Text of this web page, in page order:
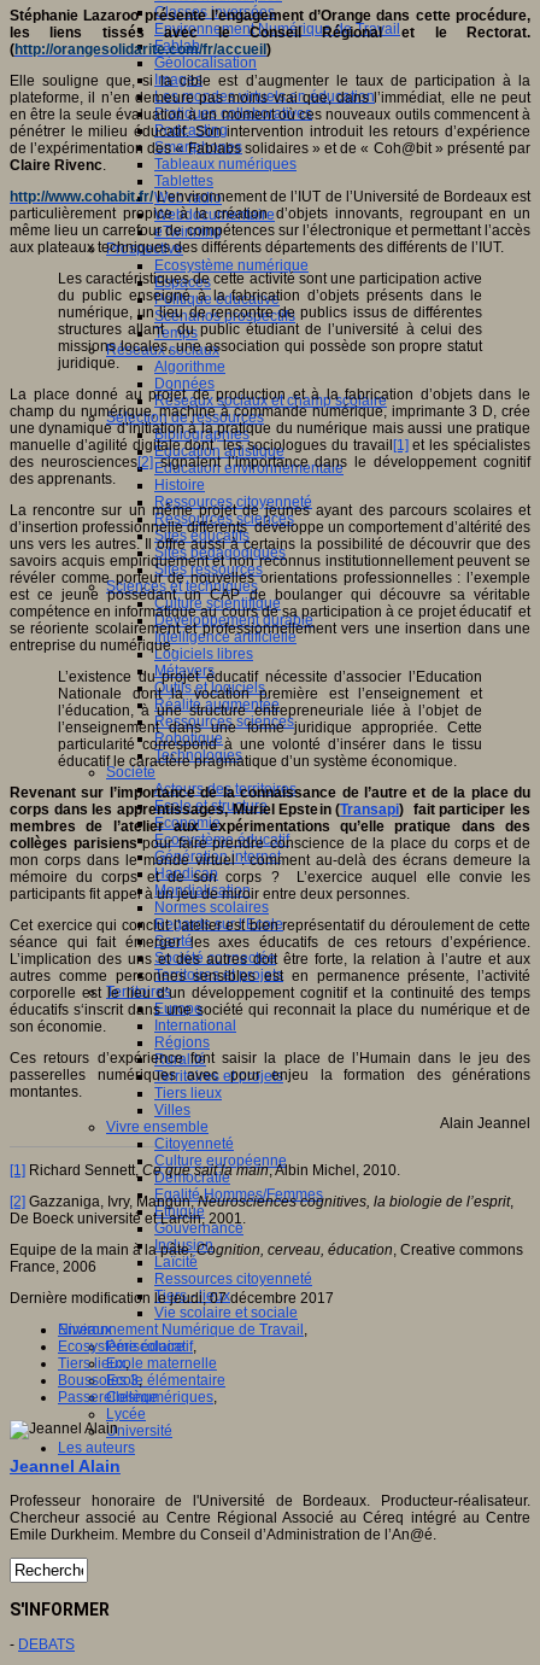
Classes inversées
Environnement Numérique de Travail
Fablab
Géolocalisation
Images
Les mondes virtuels en éducation
Pratiques collaboratives
Podcasting
Smartphones
Tableaux numériques
Tablettes
Web radio
Webdocumentaire
eTwinning
Prospective
Ecosystème numérique
Espaces
Politique éducative
Scénarios prospectifs
Temps
Réseaux sociaux
Algorithme
Données
Réseaux sociaux et champ scolaire
Sélection de ressources
Bibliographies
Education artistique
Education environnementale
Histoire
Ressources citoyenneté
Ressources sciences
Sites éducatifs
Sites pédagogiques
Sites ressources
Sciences et techniques
Culture scientifique
Développement durable
Intelligence artificielle
Logiciels libres
Métavers
Outils et logiciels
Réalité augmentée
Ressources sciences
Robotique
Technologies
Société
Acteurs des territoires
Ecole et structure
Economie
Ecosystème éducatif
Génération internet
Handicap
Mondialisation
Normes scolaires
Regards sur l’Ecole
Santé
Société connectée
Territoires et projets
Territoires
Europe
International
Régions
Ruralité
Territoires et projets
Tiers lieux
Villes
Vivre ensemble
Citoyenneté
Culture européenne
Démocratie
Egalité Hommes/Femmes
Ethique
Gouvernance
Inclusion
Laïcité
Ressources citoyenneté
Tiers - lieux
Vie scolaire et sociale
Niveaux
Périscolaire
Ecole maternelle
Ecole élémentaire
Collège
Lycée
Université
Les auteurs
Stéphanie Lazaroo présente l’engagement d’Orange dans cette procédure,
les liens tissés avec le Conseil Régional et le Rectorat.
(http://orangesolidarite.com/fr/accueil)
Elle souligne que, si la cible est d’augmenter le taux de participation à la
plateforme, il n’en demeure pas moins vrai que, dans l’immédiat, elle ne peut
en être la seule évaluation à un moment où ces nouveaux outils commencent à
pénétrer le milieu éducatif. Son intervention introduit les retours d’expérience
de l’expérimentation des « Fablabs solidaires » et de « Coh@bit » présenté par
Claire Rivenc.
http://www.cohabit.fr/L’environnement de l’IUT de l’Université de Bordeaux est
particulièrement propice à la création d’objets innovants, regroupant en un
même lieu un carrefour de compétences sur l’électronique et permettant l’accès
aux plateaux techniques des différents départements des différents de l’IUT.
Les caractéristiques de cette activité sont une participation active
du public enseigné à la fabrication d’objets présents dans le
numérique, un lieu de rencontre de publics issus de différentes
structures allant du public étudiant de l’université à celui des
missions locales, une association qui possède son propre statut
juridique.
La place donné au projet de production et à la fabrication d’objets dans le
champ du numérique, machine à commande numérique, imprimante 3 D, crée
une dynamique d’initiation à la pratique du numérique mais aussi une pratique
manuelle d’agilité digitale dont les sociologues du travail[1]et les spécialistes
des neurosciences[2]signalent l’importance dans le développement cognitif
des apprenants.
La rencontre sur un même projet de jeunes ayant des parcours scolaires et
d’insertion professionnelle différents développe un comportement d’altérité des
uns vers les autres. Il offre aussi à certains la possibilité de découvrir que des
savoirs acquis empiriquement et non reconnus institutionnellement peuvent se
révéler comme porteur de nouvelles orientations professionnelles : l’exemple
est ce jeune possédant un CAP de boulanger qui découvre sa véritable
compétence en informatique au cours de sa participation à ce projet éducatif et
se réoriente scolairement et professionnellement vers une insertion dans une
entreprise du numérique.
L’existence du projet éducatif nécessite d’associer l’Education
Nationale dont la vocation première est l’enseignement et
l’éducation, à une structure entrepreneuriale liée à l’objet de
l’enseignement dans une forme juridique appropriée. Cette
particularité correspond à une volonté d’insérer dans le tissu
éducatif le caractère pragmatique d’un système économique.
Revenant sur l’importance de la connaissance de l’autre et de la place du
corps dans les apprentissages, Muriel Epstein (Transapi) fait participer les
membres de l’atelier aux expérimentations qu’elle pratique dans des
collèges parisienspour faire prendre conscience de la place du corps et de
mon corps dans le monde virtuel : comment au-delà des écrans demeure la
mémoire du corps et de son corps ? L’exercice auquel elle convie les
participants fit appel à un jeu de miroir entre deux personnes.
Cet exercice qui conclut l’atelier est bien représentatif du déroulement de cette
séance qui fait émerger les axes éducatifs de ces retours d’expérience.
L’implication des uns et des autres doit être forte, la relation à l’autre et aux
autres comme personnes sensibles est en permanence présente, l’activité
corporelle est le lieu d’un développement cognitif et la continuité des temps
éducatifs s‘inscrit dans une société qui reconnait la place du numérique et de
son économie.
Ces retours d’expérience font saisir la place de l’Humain dans le jeu des
passerelles numériques avec pour enjeu la formation des générations
montantes.
Alain Jeannel
[1] Richard Sennett,Ce que sait la main, Albin Michel, 2010.
[2] Gazzaniga, Ivry, Mangun,Neurosciences cognitives, la biologie de l’esprit,
De Boeck université et Larcin, 2001.
Equipe de la main à la pâte,Cognition, cerveau, éducation, Creative commons
France, 2006
Dernière modification le jeudi, 07 décembre 2017
Environnement Numérique de Travail,
Ecosystème éducatif,
Tiers lieux,
Boussoles 3,
Passerellesnumériques,
Jeannel Alain
Professeur honoraire de l'Université de Bordeaux. Producteur-réalisateur.
Chercheur associé au Centre Régional Associé au Céreq intégré au Centre
Emile Durkheim. Membre du Conseil d’Administration de l’An@é.
S'INFORMER
- DEBATS